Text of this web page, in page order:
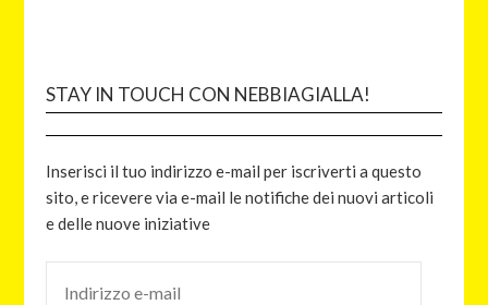
STAY IN TOUCH CON NEBBIAGIALLA!
Inserisci il tuo indirizzo e-mail per iscriverti a questo
sito, e ricevere via e-mail le notifiche dei nuovi articoli
e delle nuove iniziative